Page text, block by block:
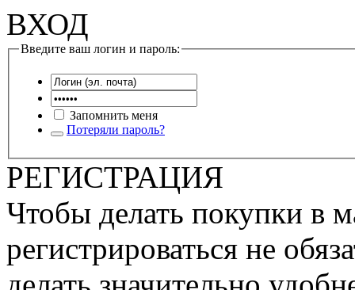
ВХОД
Введите ваш логин и пароль:
Запомнить меня
Потеряли пароль?
РЕГИСТРАЦИЯ
Чтобы делать покупки в
регистрироваться не